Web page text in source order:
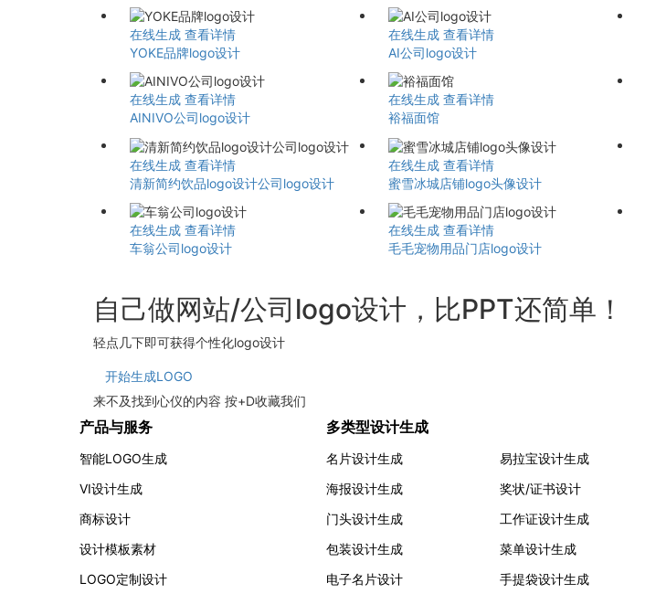
在线生成 查看详情
YOKE品牌logo设计
在线生成 查看详情
AI公司logo设计
在线生成 查看详情
AINIVO公司logo设计
在线生成 查看详情
裕福面馆
在线生成 查看详情
清新简约饮品logo设计公司logo设计
在线生成 查看详情
蜜雪冰城店铺logo头像设计
在线生成 查看详情
车翁公司logo设计
在线生成 查看详情
毛毛宠物用品门店logo设计
自己做网站/公司logo设计，比PPT还简单！
轻点几下即可获得个性化logo设计
开始生成LOGO
来不及找到心仪的内容 按+D收藏我们
产品与服务
智能LOGO生成
VI设计生成
商标设计
设计模板素材
LOGO定制设计
多类型设计生成
名片设计生成
海报设计生成
门头设计生成
包装设计生成
电子名片设计
易拉宝设计生成
奖状/证书设计
工作证设计生成
菜单设计生成
手提袋设计生成